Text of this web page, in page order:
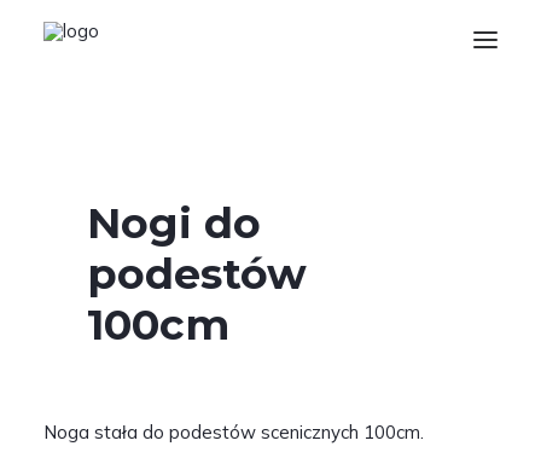
Oferta
Kontakt
Koszyk
Nogi do
podestów
100cm
Noga stała do podestów scenicznych 100cm.